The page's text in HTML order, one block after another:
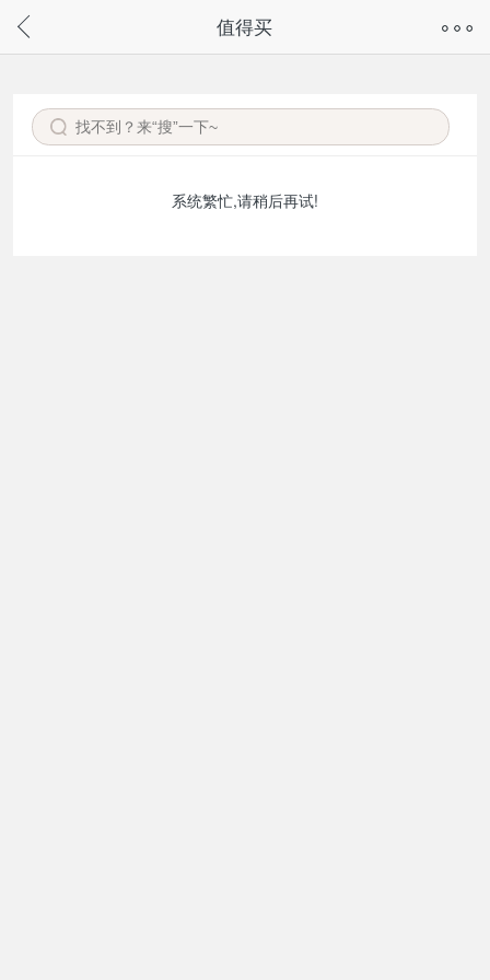
请通过微信或支付宝搜“奇兔客小程序”访问
值得买
系统繁忙,请稍后再试!